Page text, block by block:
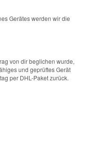
Gerätes werden wir die
von dir beglichen wurde,
und geprüftes Gerät
per DHL-Paket zurück.